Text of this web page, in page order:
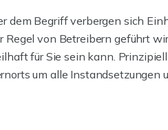
dem Begriff verbergen sich
Regel von Betreibern geführt
für Sie sein kann.
um alle Instandsetzungen